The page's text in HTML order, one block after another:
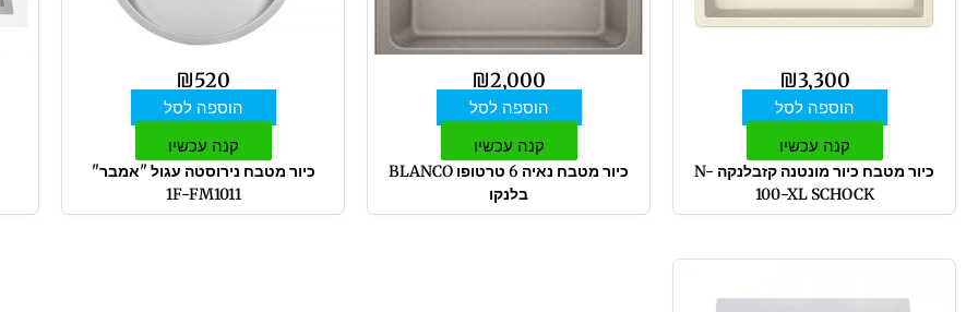
₪3,300
הוספה לסל
קנה עכשיו
כיור מטבח כיור מונטנה קזבלנקה N-
100-XL SCHOCK
₪2,000
הוספה לסל
קנה עכשיו
כיור מטבח נאיה 6 טרטופו BLANCO
בלנקו
₪520
הוספה לסל
קנה עכשיו
כיור מטבח נירוסטה עגול "אמבר"
1F-FM1011
זה